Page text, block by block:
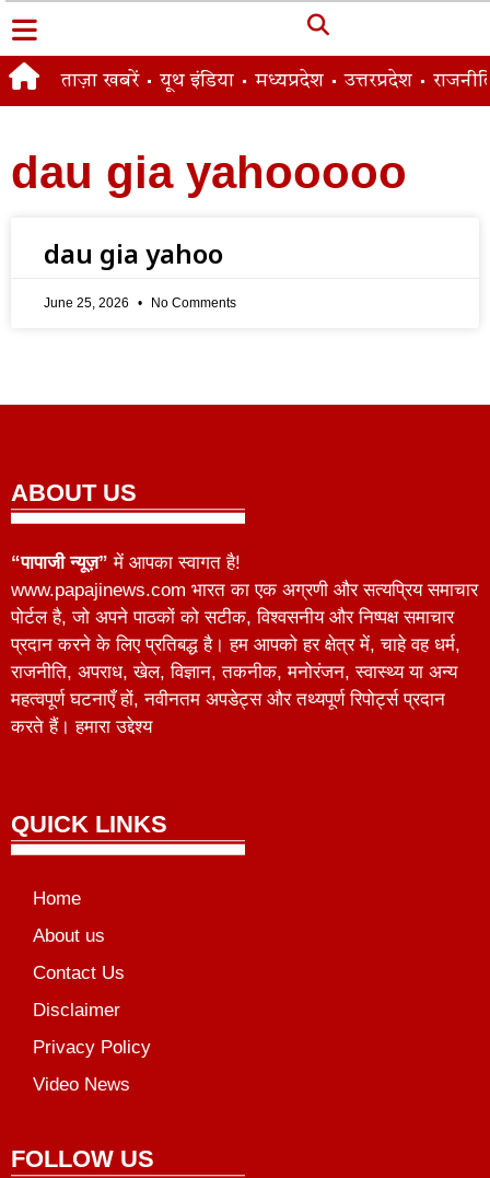
ताज़ा खबरें यूथ इंडिया मध्यप्रदेश उत्तरप्रदेश
dau gia yahooooo
dau gia yahoo
June 25, 2026 No Comments
ABOUT US
“पापाजी न्यूज़” में आपका स्वागत है!
www.papajinews.com भारत का एक अग्रणी और सत्यप्रिय समाचार
पोर्टल है, जो अपने पाठकों को सटीक, विश्वसनीय और निष्पक्ष समाचार
प्रदान करने के लिए प्रतिबद्ध है। हम आपको हर क्षेत्र में, चाहे वह धर्म,
राजनीति, अपराध, खेल, विज्ञान, तकनीक, मनोरंजन, स्वास्थ्य या अन्य
महत्वपूर्ण घटनाएँ हों, नवीनतम अपडेट्स और तथ्यपूर्ण रिपोर्ट्स प्रदान
करते हैं। हमारा उद्देश्य
QUICK LINKS
Home
About us
Contact Us
Disclaimer
Privacy Policy
Video News
FOLLOW US